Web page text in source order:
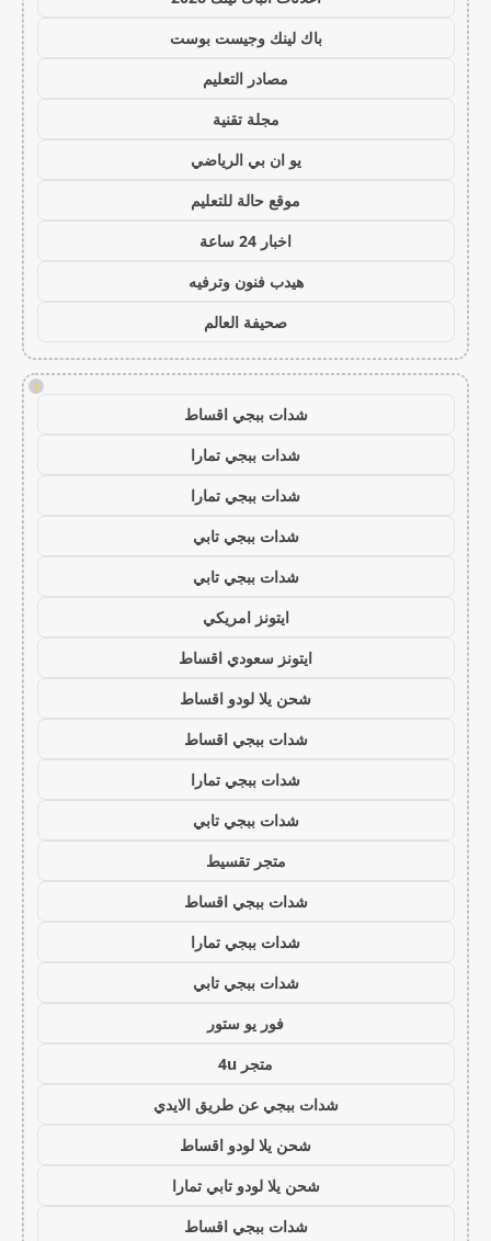
باك لينك وجيست بوست
مصادر التعليم
مجلة تقنية
يو ان بي الرياضي
موقع حالة للتعليم
اخبار 24 ساعة
هيدب فنون وترفيه
صحيفة العالم
!
شدات ببجي اقساط
شدات ببجي تمارا
شدات ببجي تمارا
شدات ببجي تابي
شدات ببجي تابي
ايتونز امريكي
ايتونز سعودي اقساط
شحن يلا لودو اقساط
شدات ببجي اقساط
شدات ببجي تمارا
شدات ببجي تابي
متجر تقسيط
شدات ببجي اقساط
شدات ببجي تمارا
شدات ببجي تابي
فور يو ستور
متجر 4u
شدات ببجي عن طريق الايدي
شحن يلا لودو اقساط
شحن يلا لودو تابي تمارا
شدات ببجي اقساط